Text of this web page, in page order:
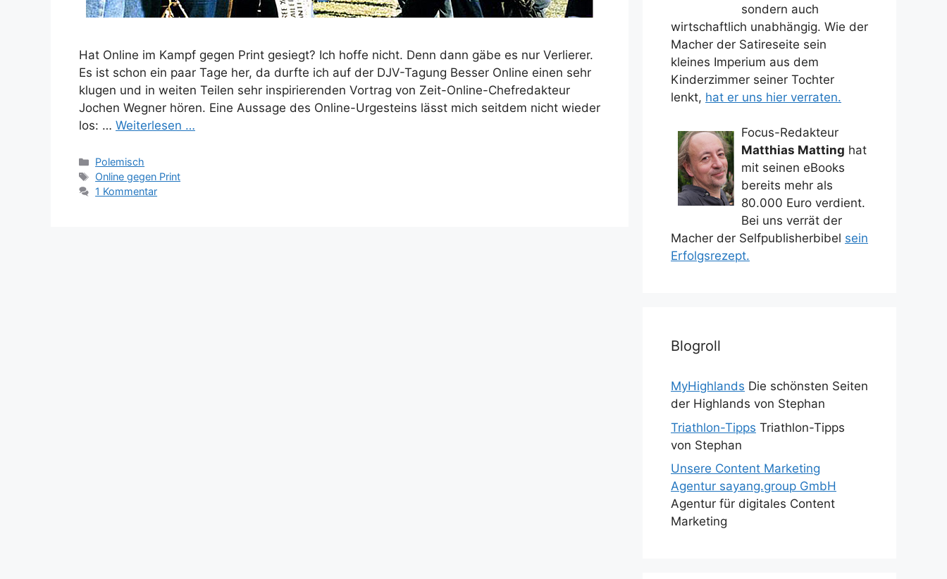
Hat Online im Kampf gegen Print gesiegt? Ich hoffe nicht. Denn dann gäbe es nur Verlierer.
Es ist schon ein paar Tage her, da durfte ich auf der DJV-Tagung Besser Online einen sehr
klugen und in weiten Teilen sehr inspirierenden Vortrag von Zeit-Online-Chefredakteur
Jochen Wegner hören. Eine Aussage des Online-Urgesteins lässt mich seitdem nicht wieder
los: … Weiterlesen …
Kategorien
Polemisch
Schlagwörter
Online gegen Print
1 Kommentar
sondern auch
wirtschaftlich unabhängig. Wie der
Macher der Satireseite sein
kleines Imperium aus dem
Kinderzimmer seiner Tochter
lenkt, hat er uns hier verraten.
Focus-Redakteur
Matthias Matting hat
mit seinen eBooks
bereits mehr als
80.000 Euro verdient.
Bei uns verrät der
Macher der Selfpublisherbibel sein
Erfolgsrezept.
Blogroll
MyHighlands Die schönsten Seiten
der Highlands von Stephan
Triathlon-Tipps Triathlon-Tipps
von Stephan
Unsere Content Marketing
Agentur sayang.group GmbH
Agentur für digitales Content
Marketing